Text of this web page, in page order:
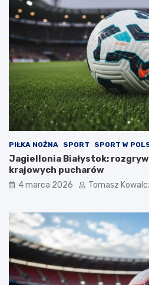
PIŁKA NOŻNA SPORT SPORT W
Jagiellonia Białystok:
krajowych pucharów
4 marca 2026 Tomasz